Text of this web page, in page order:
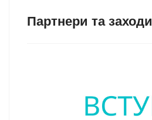
Партнери та заходи